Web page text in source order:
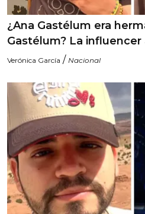
¿Ana Gastélum era
Gastélum? La
Verónica García / Nacional